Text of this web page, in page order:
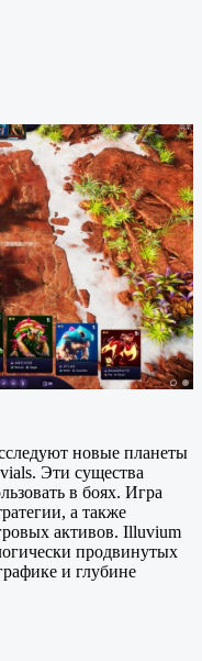
новые планеты
Эти существа
в боях. Игра
а также
активов. Illuvium
продвинутых
и глубине